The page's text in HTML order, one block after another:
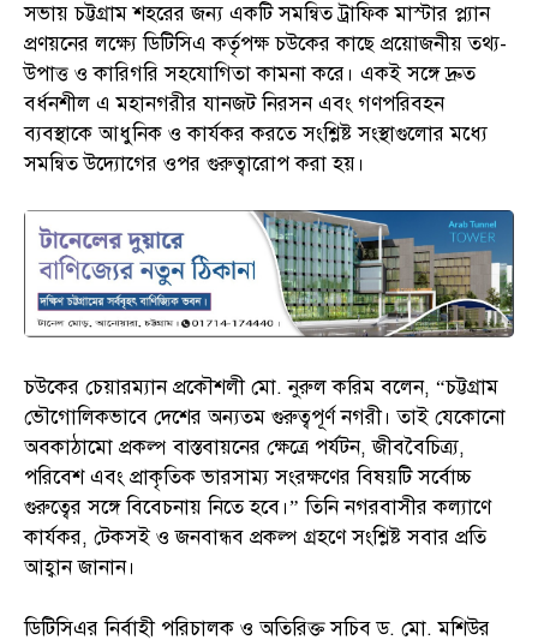
সভায় চট্টগ্রাম শহরের জন্য একটি সমন্বিত ট্রাফিক মাস্টার প্ল্যান
প্রণয়নের লক্ষ্যে ডিটিসিএ কর্তৃপক্ষ চউকের কাছে প্রয়োজনীয় তথ্য-
উপাত্ত ও কারিগরি সহযোগিতা কামনা করে। একই সঙ্গে দ্রুত
বর্ধনশীল এ মহানগরীর যানজট নিরসন এবং গণপরিবহন
ব্যবস্থাকে আধুনিক ও কার্যকর করতে সংশ্লিষ্ট সংস্থাগুলোর মধ্যে
সমন্বিত উদ্যোগের ওপর গুরুত্বারোপ করা হয়।
চউকের চেয়ারম্যান প্রকৌশলী মো. নুরুল করিম বলেন, “চট্টগ্রাম
ভৌগোলিকভাবে দেশের অন্যতম গুরুত্বপূর্ণ নগরী। তাই যেকোনো
অবকাঠামো প্রকল্প বাস্তবায়নের ক্ষেত্রে পর্যটন, জীববৈচিত্র্য,
পরিবেশ এবং প্রাকৃতিক ভারসাম্য সংরক্ষণের বিষয়টি সর্বোচ্চ
গুরুত্বের সঙ্গে বিবেচনায় নিতে হবে।” তিনি নগরবাসীর কল্যাণে
কার্যকর, টেকসই ও জনবান্ধব প্রকল্প গ্রহণে সংশ্লিষ্ট সবার প্রতি
আহ্বান জানান।
ডিটিসিএর নির্বাহী পরিচালক ও অতিরিক্ত সচিব ড. মো. মশিউর